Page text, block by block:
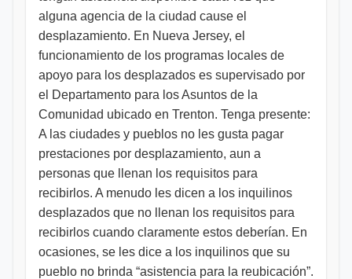
alguna agencia de la ciudad cause el
desplazamiento. En Nueva Jersey, el
funcionamiento de los programas locales de
apoyo para los desplazados es supervisado por
el Departamento para los Asuntos de la
Comunidad ubicado en Trenton. Tenga presente:
A las ciudades y pueblos no les gusta pagar
prestaciones por desplazamiento, aun a
personas que llenan los requisitos para
recibirlos. A menudo les dicen a los inquilinos
desplazados que no llenan los requisitos para
recibirlos cuando claramente estos deberían. En
ocasiones, se les dice a los inquilinos que su
pueblo no brinda “asistencia para la reubicación”.